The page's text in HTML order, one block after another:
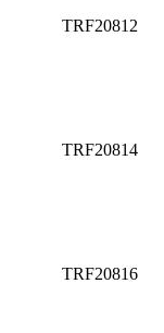
TRF20812
TRF20814
TRF20816